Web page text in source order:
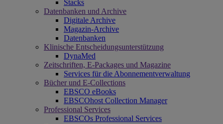
Stacks
Datenbanken und Archive
Digitale Archive
Magazin-Archive
Datenbanken
Klinische Entscheidungsunterstützung
DynaMed
Zeitschriften, E-Packages und Magazine
Services für die Abonnementverwaltung
Bücher und E-Collections
EBSCO eBooks
EBSCOhost Collection Manager
Professional Services
EBSCOs Professional Services